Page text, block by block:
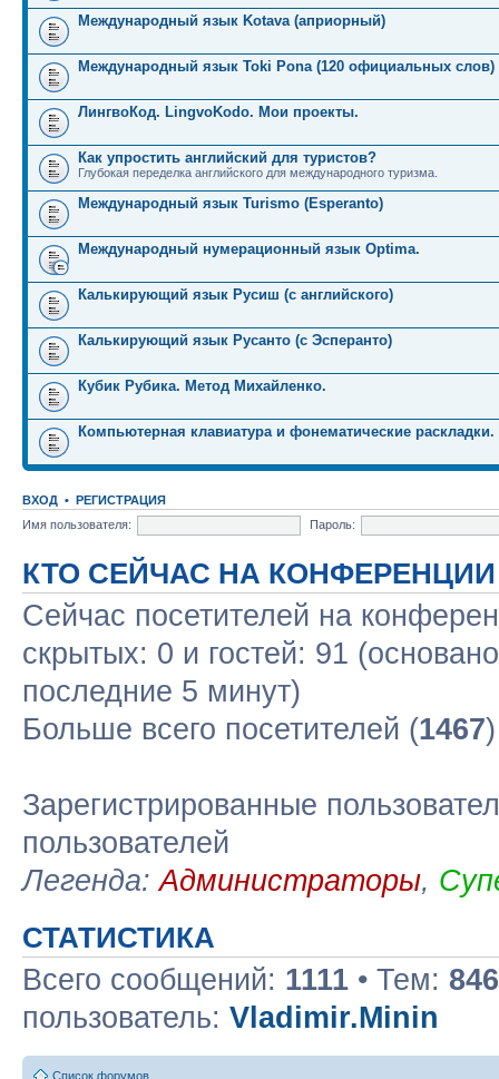
Международный язык Kotava (априорный)
Международный язык Toki Pona (120 официальных слов)
ЛингвоКод. LingvoKodo. Мои проекты.
Как упростить английский для туристов?
Глубокая переделка английского для международного туризма.
Международный язык Turismo (Esperanto)
Международный нумерационный язык Optima.
Калькирующий язык Русиш (с английского)
Калькирующий язык Русанто (с Эсперанто)
Кубик Рубика. Метод Михайленко.
Компьютерная клавиатура и фонематические раскладки.
ВХОД • РЕГИСТРАЦИЯ
Имя пользователя:
Пароль:
КТО СЕЙЧАС НА КОНФЕРЕНЦИИ
Сейчас посетителей на
скрытых: 0 и гостей: 91
последние 5 минут)
Больше всего посетителей (1467
Зарегистрированные
пользователей
Легенда:Администраторы,
СТАТИСТИКА
Всего сообщений: 1111 • Тем: 846
пользователь: Vladimir.Minin
Список форумов